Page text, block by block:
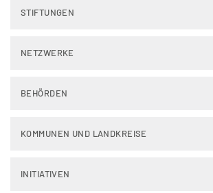
STIFTUNGEN
NETZWERKE
BEHÖRDEN
KOMMUNEN UND LANDKREISE
INITIATIVEN